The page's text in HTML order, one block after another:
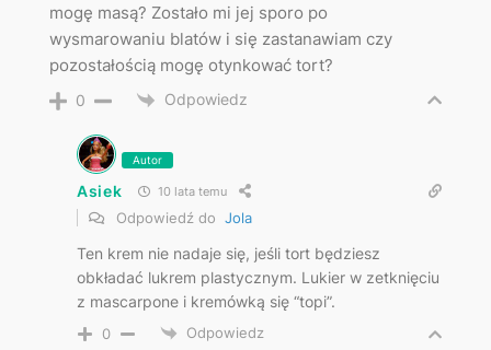
mogę masą? Zostało mi jej sporo po
wysmarowaniu blatów i się zastanawiam czy
pozostałością mogę otynkować tort?
0 Odpowiedz
Autor
Asiek 10 lata temu
Odpowiedź do Jola
Ten krem nie nadaje się, jeśli tort będziesz
obkładać lukrem plastycznym. Lukier w zetknięciu
z mascarpone i kremówką się “topi”.
0 Odpowiedz